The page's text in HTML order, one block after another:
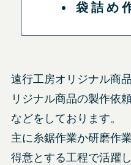
袋詰め
遠行工房オリジナル商
リジナル商品の製作依
などをしております。
主に糸鋸作業か研磨作
得意とする工程で活躍